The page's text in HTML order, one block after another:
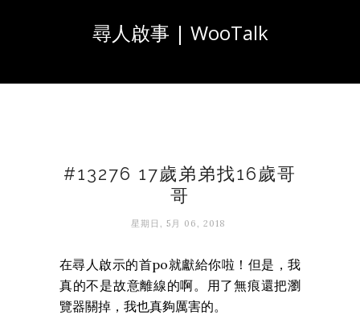
尋人啟事 | WooTalk
#13276 17歲弟弟找16歲哥
哥
星期日, 5月 06, 2018
在尋人啟示的首po就獻給你啦！但是，我
真的不是故意離線的啊。用了無痕還把瀏
覽器關掉，我也真夠厲害的。